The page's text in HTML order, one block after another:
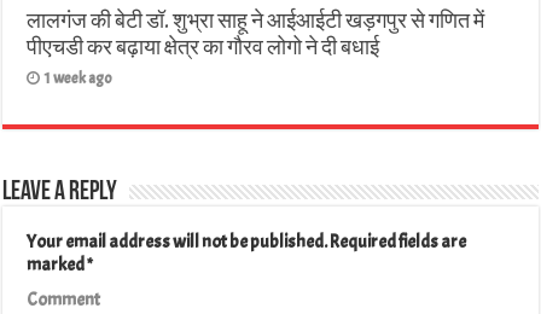
लालगंज की बेटी डॉ. शुभ्रा साहू ने आईआईटी खड़गपुर से गणित में
पीएचडी कर बढ़ाया क्षेत्र का गौरव लोगो ने दी बधाई
1 week ago
Leave a Reply
Your email address will not be published.Required fields are
marked*
Comment